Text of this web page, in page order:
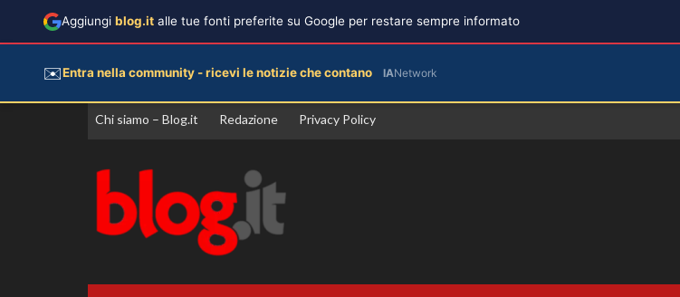
Vai
Chi siamo – Blog.it Redazione Privacy Policy
Aggiungi blog.it alle tue fonti preferite su Google per restare sempre informato
✉️Entra nella community - ricevi le notizie che contano IANetwork